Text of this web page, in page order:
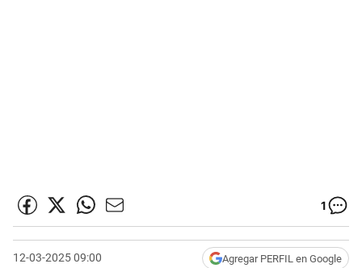
1
12-03-2025 09:00 Agregar PERFIL en Google